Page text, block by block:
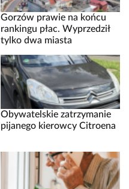
Gorzów prawie na końcu
rankingu płac. Wyprzedził
tylko dwa miasta
Obywatelskie zatrzymanie
pijanego kierowcy Citroena